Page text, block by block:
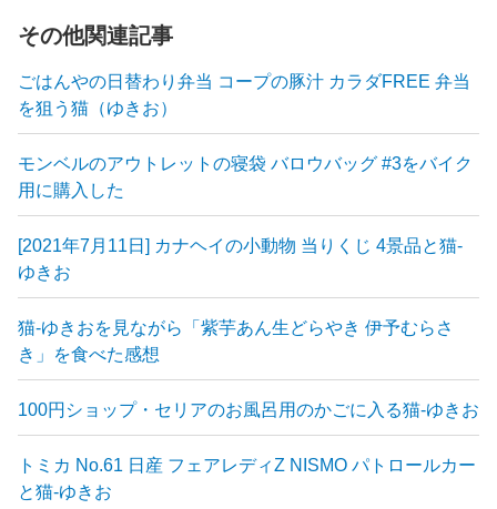
その他関連記事
ごはんやの日替わり弁当 コープの豚汁 カラダFREE 弁当
を狙う猫（ゆきお）
モンベルのアウトレットの寝袋 バロウバッグ #3をバイク
用に購入した
[2021年7月11日] カナヘイの小動物 当りくじ 4景品と猫-
ゆきお
猫-ゆきおを見ながら「紫芋あん生どらやき 伊予むらさ
き」を食べた感想
100円ショップ・セリアのお風呂用のかごに入る猫-ゆきお
トミカ No.61 日産 フェアレディZ NISMO パトロールカー
と猫-ゆきお